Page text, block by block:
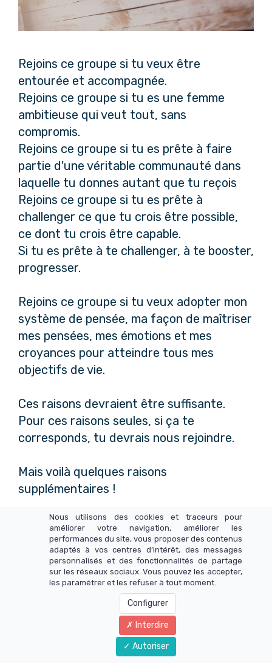
Rejoins ce groupe si tu veux être
entourée et accompagnée.
Rejoins ce groupe si tu es une femme
ambitieuse qui veut tout, sans
compromis.
Rejoins ce groupe si tu es prête à faire
partie d'une véritable communauté dans
laquelle tu donnes autant que tu reçois
Rejoins ce groupe si tu es prête à
challenger ce que tu crois être possible,
ce dont tu crois être capable.
Si tu es prête à te challenger, à te booster,
progresser.
Rejoins ce groupe si tu veux adopter mon
système de pensée, ma façon de maîtriser
mes pensées, mes émotions et mes
croyances pour atteindre tous mes
objectifs de vie.
Ces raisons devraient être suffisante.
Pour ces raisons seules, si ça te
corresponds, tu devrais nous rejoindre.
Mais voilà quelques raisons
supplémentaires !
***BONUS****
C'est un mastermind sous forme
d'abonnement mensuel.
Pour honorer les premières inscrites, le
groupe fondateur, je vous propose
d'intégrer le groupe à moitié prix (77€), et
de préserver ce prix A VIE.
Nous utilisons des cookies et traceurs pour
améliorer votre navigation, améliorer les
performances du site, vous proposer des contenus
adaptés à vos centres d’intérêt, des messages
personnalisés et des fonctionnalités de partage
sur les réseaux sociaux. Vous pouvez les accepter,
les paramétrer et les refuser à tout moment.
Configurer
Interdire
Autoriser